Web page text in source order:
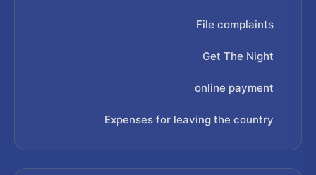
File complaints
Get The Night
online payment
Expenses for leaving the country